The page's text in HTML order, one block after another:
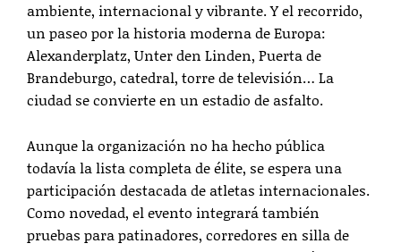
ambiente, internacional y vibrante. Y el recorrido,
un paseo por la historia moderna de Europa:
Alexanderplatz, Unter den Linden, Puerta de
Brandeburgo, catedral, torre de televisión… La
ciudad se convierte en un estadio de asfalto.
Aunque la organización no ha hecho pública
todavía la lista completa de élite, se espera una
participación destacada de atletas internacionales.
Como novedad, el evento integrará también
pruebas para patinadores, corredores en silla de